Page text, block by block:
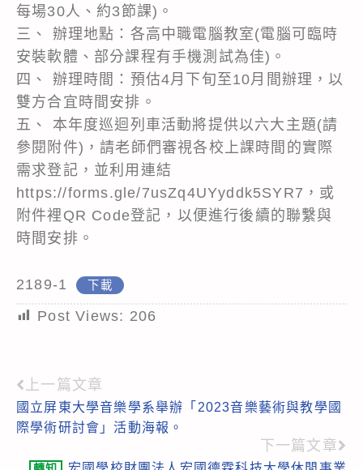
每場30人、約3節課)。
三、 辦理地點：各高中職電腦教室(電腦可臨時
安裝軟體、部分課程有手機測試為佳)。
四、 辦理時間：預估4月下旬至10月間辦理，以
雙方合宜時間安排。
五、 本年度巡迴列車活動將提供以六大主題(請
參閱附件)，請老師們審視各校上課時間的實際
需求登記，並利用連結
https://forms.gle/7usZq4UYyddk5SYR7，或
附件裡QR Code登記，以便進行後續的聯繫與
時間安排。
2189-1 下載
Post Views: 206
Read
more
上一篇文章
國立屏東大學音樂學系舉辦「2023音樂藝術與教學國
際學術研討會」活動海報。
下一篇文章